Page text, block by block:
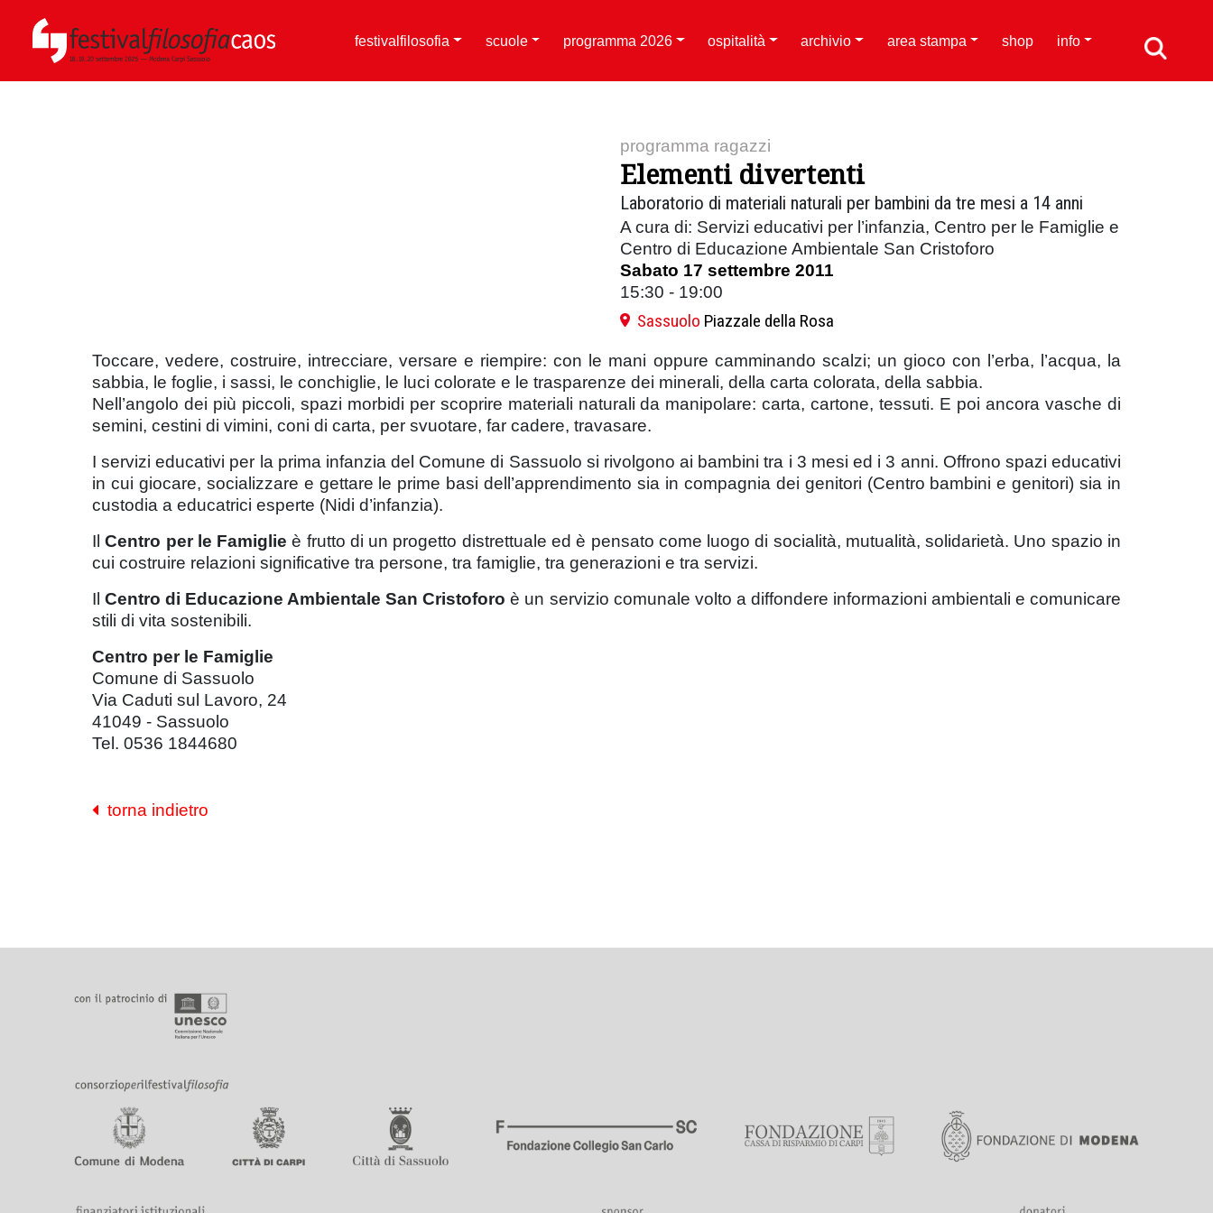
festivalfilosofia scuole programma 2026 ospitalità archivio area stampa shop info
programma ragazzi
Elementi divertenti
Laboratorio di materiali naturali per bambini da tre mesi a 14 anni
A cura di: Servizi educativi per l’infanzia, Centro per le Famiglie e
Centro di Educazione Ambientale San Cristoforo
Sabato 17 settembre 2011
15:30 - 19:00
Sassuolo Piazzale della Rosa
Toccare, vedere, costruire, intrecciare, versare e riempire: con le mani oppure camminando scalzi; un gioco con l’erba, l’acqua, la
sabbia, le foglie, i sassi, le conchiglie, le luci colorate e le trasparenze dei minerali, della carta colorata, della sabbia.
Nell’angolo dei più piccoli, spazi morbidi per scoprire materiali naturali da manipolare: carta, cartone, tessuti. E poi ancora vasche di
semini, cestini di vimini, coni di carta, per svuotare, far cadere, travasare.
I servizi educativi per la prima infanzia del Comune di Sassuolo si rivolgono ai bambini tra i 3 mesi ed i 3 anni. Offrono spazi educativi
in cui giocare, socializzare e gettare le prime basi dell’apprendimento sia in compagnia dei genitori (Centro bambini e genitori) sia in
custodia a educatrici esperte (Nidi d’infanzia).
IlCentro per le Famiglieè frutto di un progetto distrettuale ed è pensato come luogo di socialità, mutualità, solidarietà. Uno spazio in
cui costruire relazioni significative tra persone, tra famiglie, tra generazioni e tra servizi.
IlCentro di Educazione Ambientale San Cristoforo è un servizio comunale volto a diffondere informazioni ambientali e comunicare
stili di vita sostenibili.
Centro per le Famiglie
Comune di Sassuolo
Via Caduti sul Lavoro, 24
41049 - Sassuolo
Tel. 0536 1844680
torna indietro